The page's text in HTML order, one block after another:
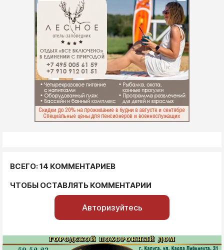
ВСЕГО: 14 КОММЕНТАРИЕВ
ЧТОБЫ ОСТАВЛЯТЬ КОММЕНТАРИИ
Авторизуйтесь